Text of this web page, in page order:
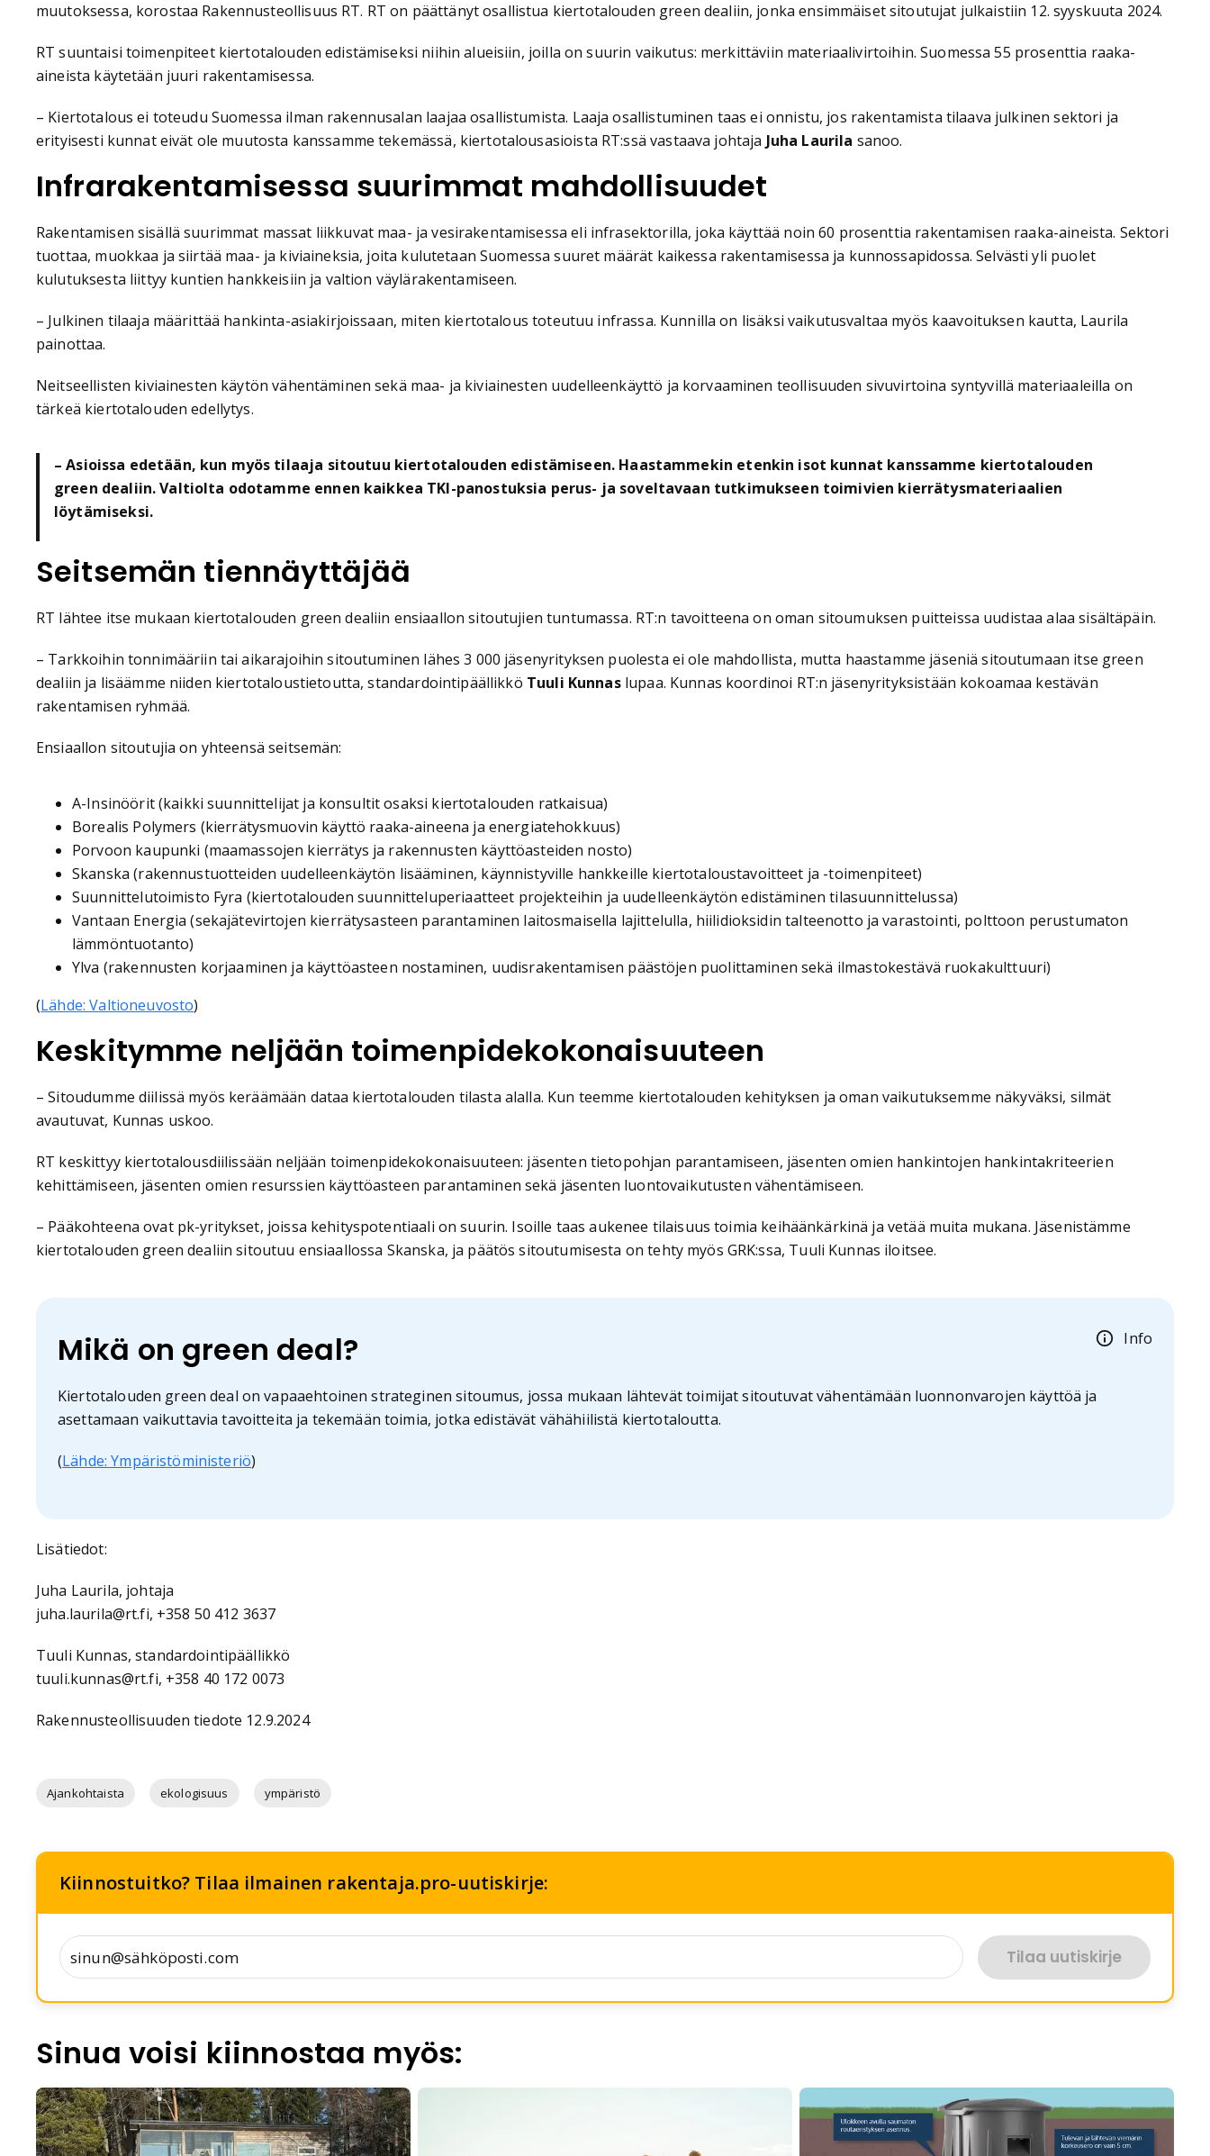
muutoksessa, korostaa Rakennusteollisuus RT. RT on päättänyt osallistua kiertotalouden green dealiin, jonka ensimmäiset sitoutujat julkaistiin 12. syyskuuta 2024.
RT suuntaisi toimenpiteet kiertotalouden edistämiseksi niihin alueisiin, joilla on suurin vaikutus: merkittäviin materiaalivirtoihin. Suomessa 55 prosenttia raaka-
aineista käytetään juuri rakentamisessa.
– Kiertotalous ei toteudu Suomessa ilman rakennusalan laajaa osallistumista. Laaja osallistuminen taas ei onnistu, jos rakentamista tilaava julkinen sektori ja
erityisesti kunnat eivät ole muutosta kanssamme tekemässä, kiertotalousasioista RT:ssä vastaava johtaja Juha Laurila sanoo.
Infrarakentamisessa suurimmat mahdollisuudet
Rakentamisen sisällä suurimmat massat liikkuvat maa- ja vesirakentamisessa eli infrasektorilla, joka käyttää noin 60 prosenttia rakentamisen raaka-aineista. Sektori
tuottaa, muokkaa ja siirtää maa- ja kiviaineksia, joita kulutetaan Suomessa suuret määrät kaikessa rakentamisessa ja kunnossapidossa. Selvästi yli puolet
kulutuksesta liittyy kuntien hankkeisiin ja valtion väylärakentamiseen.
– Julkinen tilaaja määrittää hankinta-asiakirjoissaan, miten kiertotalous toteutuu infrassa. Kunnilla on lisäksi vaikutusvaltaa myös kaavoituksen kautta, Laurila
painottaa.
Neitseellisten kiviainesten käytön vähentäminen sekä maa- ja kiviainesten uudelleenkäyttö ja korvaaminen teollisuuden sivuvirtoina syntyvillä materiaaleilla on
tärkeä kiertotalouden edellytys.
– Asioissa edetään, kun myös tilaaja sitoutuu kiertotalouden edistämiseen. Haastammekin etenkin isot kunnat kanssamme kiertotalouden
green dealiin. Valtiolta odotamme ennen kaikkea TKI-panostuksia perus- ja soveltavaan tutkimukseen toimivien kierrätysmateriaalien
löytämiseksi.
Seitsemän tiennäyttäjää
RT lähtee itse mukaan kiertotalouden green dealiin ensiaallon sitoutujien tuntumassa. RT:n tavoitteena on oman sitoumuksen puitteissa uudistaa alaa sisältäpäin.
– Tarkkoihin tonnimääriin tai aikarajoihin sitoutuminen lähes 3 000 jäsenyrityksen puolesta ei ole mahdollista, mutta haastamme jäseniä sitoutumaan itse green
dealiin ja lisäämme niiden kiertotaloustietoutta, standardointipäällikkö Tuuli Kunnaslupaa. Kunnas koordinoi RT:n jäsenyrityksistään kokoamaa kestävän
rakentamisen ryhmää.
Ensiaallon sitoutujia on yhteensä seitsemän:
A-Insinöörit (kaikki suunnittelijat ja konsultit osaksi kiertotalouden ratkaisua)
Borealis Polymers (kierrätysmuovin käyttö raaka-aineena ja energiatehokkuus)
Porvoon kaupunki (maamassojen kierrätys ja rakennusten käyttöasteiden nosto)
Skanska (rakennustuotteiden uudelleenkäytön lisääminen, käynnistyville hankkeille kiertotaloustavoitteet ja -toimenpiteet)
Suunnittelutoimisto Fyra (kiertotalouden suunnitteluperiaatteet projekteihin ja uudelleenkäytön edistäminen tilasuunnittelussa)
Vantaan Energia (sekajätevirtojen kierrätysasteen parantaminen laitosmaisella lajittelulla, hiilidioksidin talteenotto ja varastointi, polttoon perustumaton
lämmöntuotanto)
Ylva (rakennusten korjaaminen ja käyttöasteen nostaminen, uudisrakentamisen päästöjen puolittaminen sekä ilmastokestävä ruokakulttuuri)
(Lähde: Valtioneuvosto)
Keskitymme neljään toimenpidekokonaisuuteen
– Sitoudumme diilissä myös keräämään dataa kiertotalouden tilasta alalla. Kun teemme kiertotalouden kehityksen ja oman vaikutuksemme näkyväksi, silmät
avautuvat, Kunnas uskoo.
RT keskittyy kiertotalousdiilissään neljään toimenpidekokonaisuuteen: jäsenten tietopohjan parantamiseen, jäsenten omien hankintojen hankintakriteerien
kehittämiseen, jäsenten omien resurssien käyttöasteen parantaminen sekä jäsenten luontovaikutusten vähentämiseen.
– Pääkohteena ovat pk-yritykset, joissa kehityspotentiaali on suurin. Isoille taas aukenee tilaisuus toimia keihäänkärkinä ja vetää muita mukana. Jäsenistämme
kiertotalouden green dealiin sitoutuu ensiaallossa Skanska, ja päätös sitoutumisesta on tehty myös GRK:ssa, Tuuli Kunnas iloitsee.
Info
Mikä on green deal?
Kiertotalouden green deal on vapaaehtoinen strateginen sitoumus, jossa mukaan lähtevät toimijat sitoutuvat vähentämään luonnonvarojen käyttöä ja
asettamaan vaikuttavia tavoitteita ja tekemään toimia, jotka edistävät vähähiilistä kiertotaloutta.
(Lähde: Ympäristöministeriö)
Lisätiedot:
Juha Laurila, johtaja
juha.laurila@rt.fi, +358 50 412 3637
Tuuli Kunnas, standardointipäällikkö
tuuli.kunnas@rt.fi, +358 40 172 0073
Rakennusteollisuuden tiedote 12.9.2024
Ajankohtaista ekologisuus ympäristö
Kiinnostuitko? Tilaa ilmainen rakentaja.pro-uutiskirje:
Tilaa uutiskirje
Sinua voisi kiinnostaa myös: